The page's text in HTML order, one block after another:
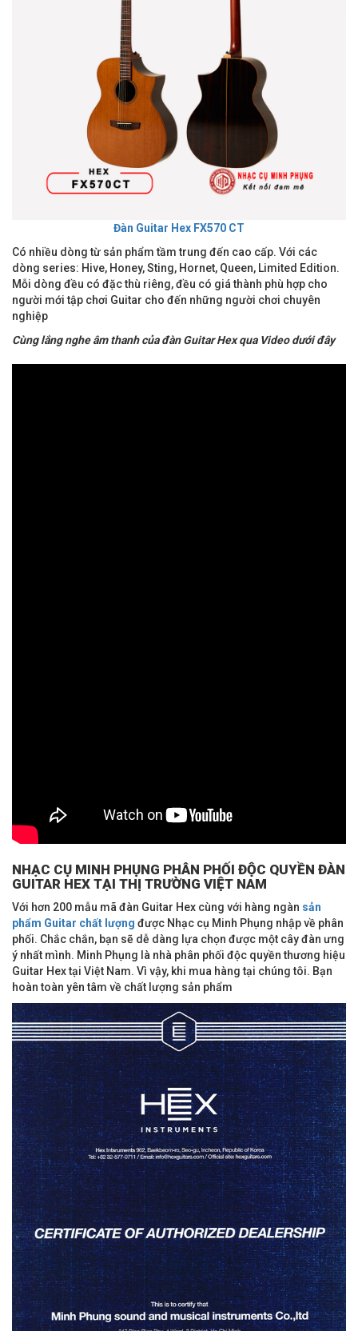
Đàn Guitar Hex FX570 CT
Có nhiều dòng từ sản phẩm tầm trung đến cao cấp. Với các
dòng series: Hive, Honey, Sting, Hornet, Queen, Limited Edition.
Mỗi dòng đều có đặc thù riêng, đều có giá thành phù hợp cho
người mới tập chơi Guitar cho đến những người chơi chuyên
nghiệp
Cùng lắng nghe âm thanh của đàn Guitar Hex qua Video dưới đây
NHẠC CỤ MINH PHỤNG PHÂN PHỐI ĐỘC QUYỀN ĐÀN
GUITAR HEX TẠI THỊ TRƯỜNG VIỆT NAM
Với hơn 200 mẫu mã đàn Guitar Hex cùng với hàng ngàn sản
phẩm Guitar chất lượng được Nhạc cụ Minh Phụng nhập về phân
phối. Chắc chắn, bạn sẽ dễ dàng lựa chọn được một cây đàn ưng
ý nhất mình. Minh Phụng là nhà phân phối độc quyền thương hiệu
Guitar Hex tại Việt Nam. Vì vậy, khi mua hàng tại chúng tôi. Bạn
hoàn toàn yên tâm về chất lượng sản phẩm